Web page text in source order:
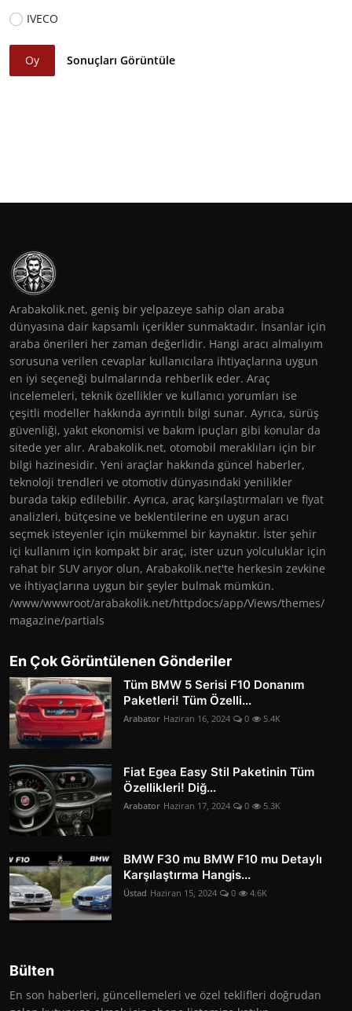
IVECO
Oy Sonuçları Görüntüle
Arabakolik.net, geniş bir yelpazeye sahip olan araba
dünyasına dair kapsamlı içerikler sunmaktadır. İnsanlar için
araba önerileri her zaman değerlidir. Hangi aracı almalıyım
sorusuna verilen cevaplar kullanıcılara ihtiyaçlarına uygun
en iyi seçeneği bulmalarında rehberlik eder. Araç
incelemeleri, teknik özellikler ve kullanıcı yorumları ise
çeşitli modeller hakkında ayrıntılı bilgi sunar. Ayrıca, sürüş
güvenliği, yakıt ekonomisi ve bakım ipuçları gibi konular da
sitede yer alır. Arabakolik.net, otomobil meraklıları için bir
bilgi hazinesidir. Yeni araçlar hakkında güncel haberler,
teknoloji trendleri ve otomotiv dünyasındaki yenilikler
burada takip edilebilir. Ayrıca, araç karşılaştırmaları ve fiyat
analizleri, bütçesine ve beklentilerine en uygun aracı
seçmek isteyenler için mükemmel bir kaynaktır. İster şehir
içi kullanım için kompakt bir araç, ister uzun yolculuklar için
rahat bir SUV arıyor olun, Arabakolik.net'te herkesin zevkine
ve ihtiyaçlarına uygun bir şeyler bulmak mümkün.
/www/wwwroot/arabakolik.net/httpdocs/app/Views/themes/
magazine/partials
En Çok Görüntülenen Gönderiler
Tüm BMW 5 Serisi F10 Donanım
Paketleri! Tüm Özelli...
Arabator Haziran 16, 2024 0 5.4K
Fiat Egea Easy Stil Paketinin Tüm
Özellikleri! Diğ...
Arabator Haziran 17, 2024 0 5.3K
BMW F30 mu BMW F10 mu Detaylı
Karşılaştırma Hangis...
Üstad Haziran 15, 2024 0 4.6K
Bülten
En son haberleri, güncellemeleri ve özel teklifleri doğrudan